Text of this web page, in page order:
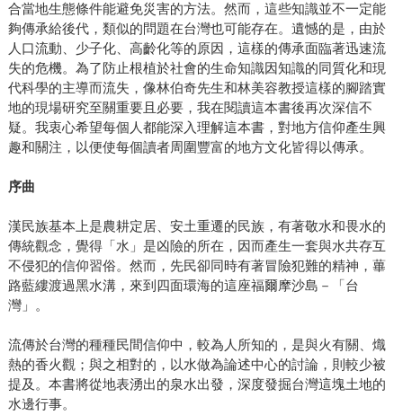
合當地生態條件能避免災害的方法。然而，這些知識並不一定能
夠傳承給後代，類似的問題在台灣也可能存在。遺憾的是，由於
人口流動、少子化、高齡化等的原因，這樣的傳承面臨著迅速流
失的危機。為了防止根植於社會的生命知識因知識的同質化和現
代科學的主導而流失，像林伯奇先生和林美容教授這樣的腳踏實
地的現場研究至關重要且必要，我在閱讀這本書後再次深信不
疑。我衷心希望每個人都能深入理解這本書，對地方信仰產生興
趣和關注，以便使每個讀者周圍豐富的地方文化皆得以傳承。
序曲
漢民族基本上是農耕定居、安土重遷的民族，有著敬水和畏水的
傳統觀念，覺得「水」是凶險的所在，因而產生一套與水共存互
不侵犯的信仰習俗。然而，先民卻同時有著冒險犯難的精神，蓽
路藍縷渡過黑水溝，來到四面環海的這座福爾摩沙島－「台
灣」。
流傳於台灣的種種民間信仰中，較為人所知的，是與火有關、熾
熱的香火觀；與之相對的，以水做為論述中心的討論，則較少被
提及。本書將從地表湧出的泉水出發，深度發掘台灣這塊土地的
水邊行事。